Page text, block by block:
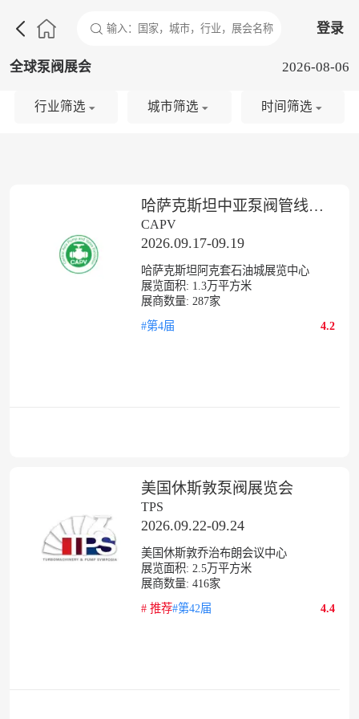
 登录
全球泵阀展会 2026-08-06
哈萨克斯坦中亚泵阀管线及电机仪表展
CAPV
2026.09.17-09.19
哈萨克斯坦阿克套石油城展览中心
展览面积: 1.3万平方米
展商数量: 287家
#第4届
4.2
美国休斯敦泵阀展览会
TPS
2026.09.22-09.24
美国休斯敦乔治布朗会议中心
展览面积: 2.5万平方米
展商数量: 416家
# 推荐#第42届 4.4
行业筛选 城市筛选 时间筛选